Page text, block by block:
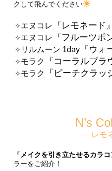
クして飛んでください
✧エヌコレ 『レモネード』
✧エヌコレ 『フルーツポ
✧ リルムーン 1day『ウォ
✧モラク 『コーラルブラ
✧モラク 『ピーチクラッ
N’s
— レモ
『 メイクを引き立たせるカラコ
ラーをご紹介！